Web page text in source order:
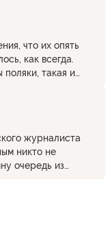
что их опять
как всегда.
такая и
журналиста
никто не
очередь из